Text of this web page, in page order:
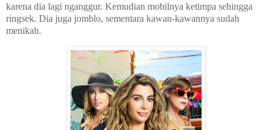
karena dia lagi nganggur. Kemudian mobilnya ketimpa sehingga
ringsek. Dia juga jomblo, sementara kawan-kawannya sudah
menikah.